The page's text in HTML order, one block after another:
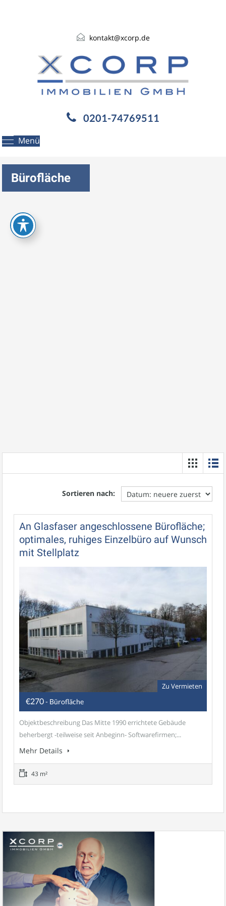
kontakt@xcorp.de
Menü
0201-74769511
Bürofläche
Sortieren nach:
An Glasfaser angeschlossene Bürofläche;
optimales, ruhiges Einzelbüro auf Wunsch
mit Stellplatz
Zu Vermieten
€270- Bürofläche
Objektbeschreibung Das Mitte 1990 errichtete Gebäude
beherbergt -teilweise seit Anbeginn- Softwarefirmen;...
Mehr Details
43 m²